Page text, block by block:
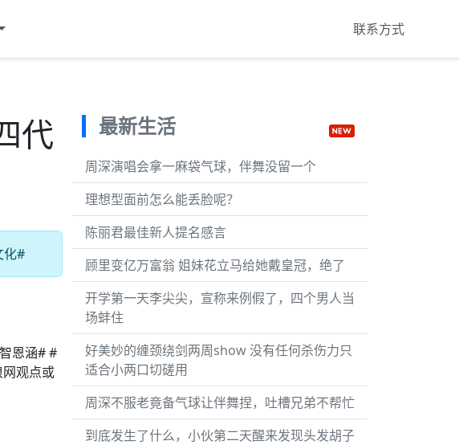
联系方式
代
化#
恩涵# #
观点或
最新生活
周深演唱会拿一麻袋气球，伴舞没留一个
理想型面前怎么能丢脸呢？
陈丽君最佳新人提名感言
顾里变亿万富翁 姐妹花立马给她戴皇冠，绝了
开学第一天李尖尖，宣称来例假了，四个男人当
场蚌住
好美妙的缠颈绕剑两周show 没有任何杀伤力只
适合小两口切磋用
周深不服老竟备气球让伴舞捏，吐槽兄弟不帮忙
到底发生了什么，小伙第二天醒来发现头发胡子